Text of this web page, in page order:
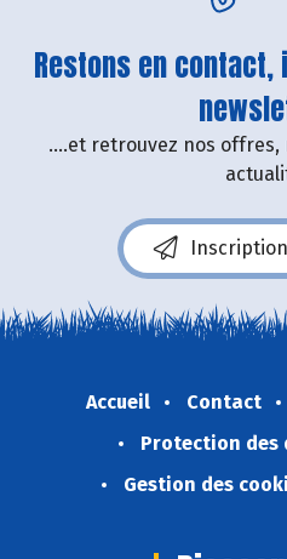
Restons en
....et retrouvez nos
Accueil Contact
Protection des
Gestion des